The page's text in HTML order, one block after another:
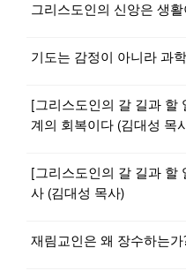
그리스도인의 신앙은 생
기도는 감정이 아니라 과
[그리스도인의 갈 길과 할
계의 회복이다 (김대성 목
[그리스도인의 갈 길과 할
사 (김대성 목사)
재림교인은 왜 장수하는